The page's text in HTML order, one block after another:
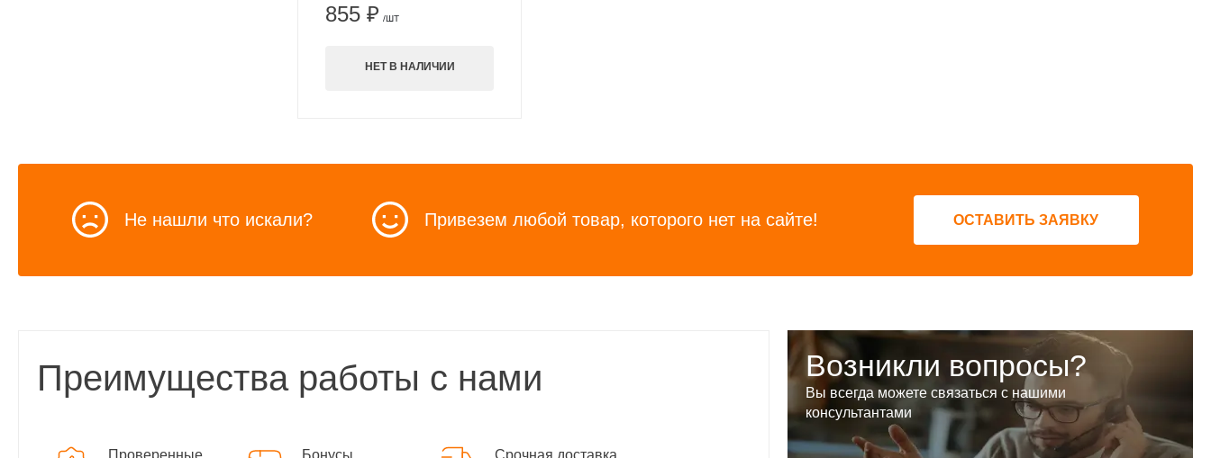
855 ₽ /ШТ
НЕТ В НАЛИЧИИ
Не нашли что искали? Привезем любой товар, которого нет на сайте! ОСТАВИТЬ ЗАЯВКУ
Преимущества работы с нами
Проверенные
Бонусы
Срочная доставка
Возникли вопросы?
Вы всегда можете связаться с нашими
консультантами